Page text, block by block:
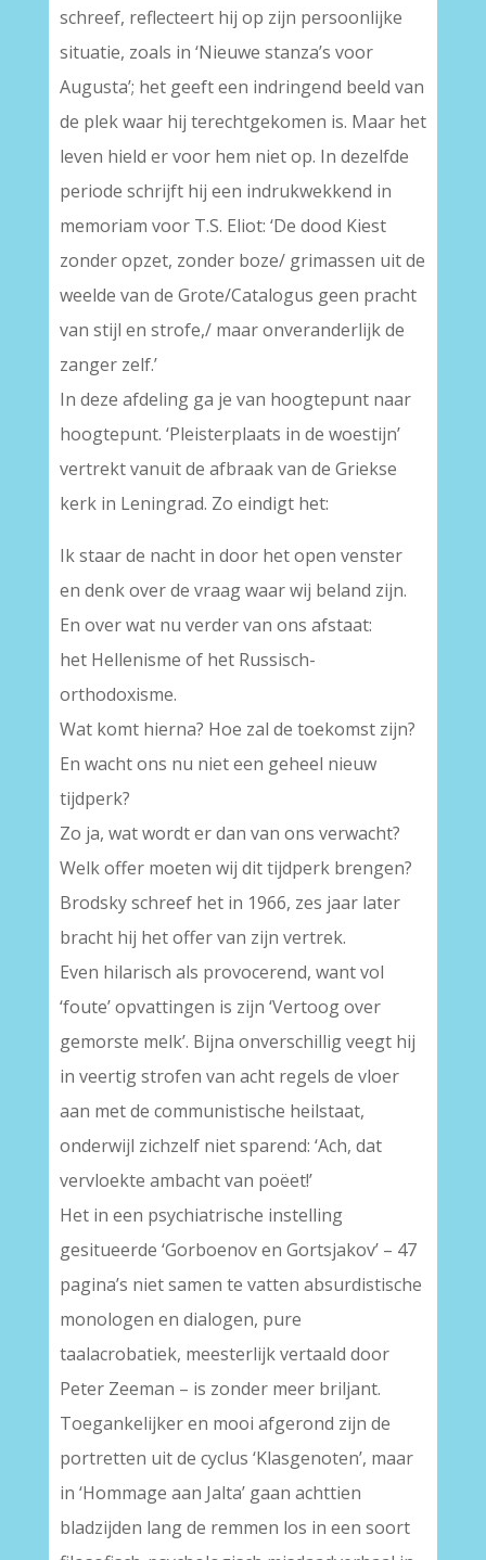
schreef, reflecteert hij op zijn persoonlijke
situatie, zoals in ‘Nieuwe stanza’s voor
Augusta’; het geeft een indringend beeld van
de plek waar hij terechtgekomen is. Maar het
leven hield er voor hem niet op. In dezelfde
periode schrijft hij een indrukwekkend in
memoriam voor T.S. Eliot: ‘De dood Kiest
zonder opzet, zonder boze/ grimassen uit de
weelde van de Grote/Catalogus geen pracht
van stijl en strofe,/ maar onveranderlijk de
zanger zelf.’
In deze afdeling ga je van hoogtepunt naar
hoogtepunt. ‘Pleisterplaats in de woestijn’
vertrekt vanuit de afbraak van de Griekse
kerk in Leningrad. Zo eindigt het:
Ik staar de nacht in door het open venster
en denk over de vraag waar wij beland zijn.
En over wat nu verder van ons afstaat:
het Hellenisme of het Russisch-
orthodoxisme.
Wat komt hierna? Hoe zal de toekomst zijn?
En wacht ons nu niet een geheel nieuw
tijdperk?
Zo ja, wat wordt er dan van ons verwacht?
Welk offer moeten wij dit tijdperk brengen?
Brodsky schreef het in 1966, zes jaar later
bracht hij het offer van zijn vertrek.
Even hilarisch als provocerend, want vol
‘foute’ opvattingen is zijn ‘Vertoog over
gemorste melk’. Bijna onverschillig veegt hij
in veertig strofen van acht regels de vloer
aan met de communistische heilstaat,
onderwijl zichzelf niet sparend: ‘Ach, dat
vervloekte ambacht van poëet!’
Het in een psychiatrische instelling
gesitueerde ‘Gorboenov en Gortsjakov’ – 47
pagina’s niet samen te vatten absurdistische
monologen en dialogen, pure
taalacrobatiek, meesterlijk vertaald door
Peter Zeeman – is zonder meer briljant.
Toegankelijker en mooi afgerond zijn de
portretten uit de cyclus ‘Klasgenoten’, maar
in ‘Hommage aan Jalta’ gaan achttien
bladzijden lang de remmen los in een soort